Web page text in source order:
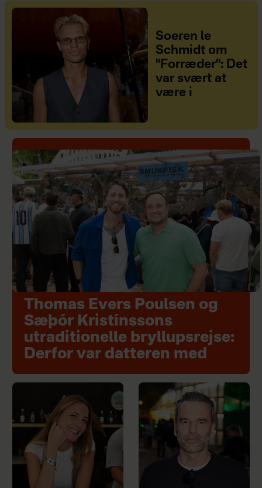
Soeren le
Schmidt om
"Forræder": Det
var svært at
være i
Thomas Evers Poulsen og
Sæþór Kristínssons
utraditionelle bryllupsrejse:
Derfor var datteren med